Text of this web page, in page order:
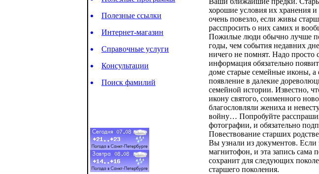
Полезные ссылки
Интернет-магазин
Справочные услуги
Консультации
Поиск фамилий
хорошие условия их хранения
очень повезло, если живы
расспросить о них самих и
Пожилые люди обычно лучше
годы, чем события недавних
ничего не помнят. Надо просто
информация обязательно
доме старые семейные иконы, а
появление в далекие
семейной истории. Известно,
икону святого, соименного
благословляли жениха и
войну… Попробуйте
фотографии, и обязательно
Повествование старших
Вы узнали из документов. Если
магнитофон, и эта запись сама
сохранит для следующих
старшего поколения.